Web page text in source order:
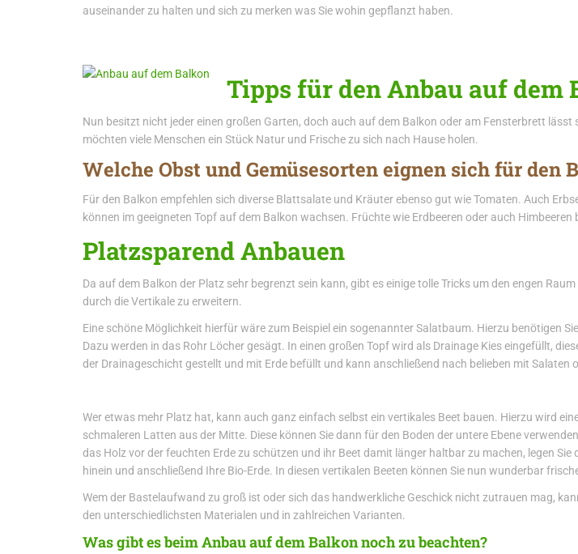
auseinander zu halten und sich zu merken was Sie wohin gepflanzt haben.
Tipps für den Anbau auf dem
Nun besitzt nicht jeder einen großen Garten, doch auch auf dem Balkon oder am Fensterbrett
möchten viele Menschen ein Stück Natur und Frische zu sich nach Hause holen.
Welche Obst und Gemüsesorten eignen sich für den
Für den Balkon empfehlen sich diverse Blattsalate und Kräuter ebenso gut wie Tomaten. Auch
können im geeigneten Topf auf dem Balkon wachsen. Früchte wie Erdbeeren oder auch
Platzsparend Anbauen
Da auf dem Balkon der Platz sehr begrenzt sein kann, gibt es einige tolle Tricks um den engen
durch die Vertikale zu erweitern.
Eine schöne Möglichkeit hierfür wäre zum Beispiel ein sogenannter Salatbaum. Hierzu benötigen
Dazu werden in das Rohr Löcher gesägt. In einen großen Topf wird als Drainage Kies eingefüllt,
der Drainageschicht gestellt und mit Erde befüllt und kann anschließend nach belieben mit Salaten
Wer etwas mehr Platz hat, kann auch ganz einfach selbst ein vertikales Beet bauen. Hierzu wird
schmaleren Latten aus der Mitte. Diese können Sie dann für den Boden der untere Ebene
das Holz vor der feuchten Erde zu schützen und ihr Beet damit länger haltbar zu machen, legen
hinein und anschließend Ihre Bio-Erde. In diesen vertikalen Beeten können Sie nun wunderbar
Wem der Bastelaufwand zu groß ist oder sich das handwerkliche Geschick nicht zutrauen mag,
den unterschiedlichsten Materialen und in zahlreichen Varianten.
Was gibt es beim Anbau auf dem Balkon noch zu beachten?